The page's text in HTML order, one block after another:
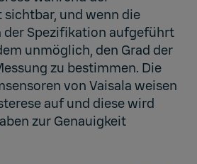
und wenn die
der Spezifikation aufgeführt
unmöglich, den Grad der
zu bestimmen. Die
von Vaisala weisen
auf und diese wird
zur Genauigkeit